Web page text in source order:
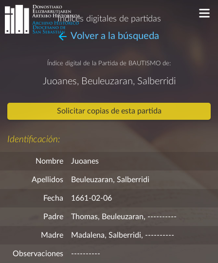
Índices digitales de partidas
Volver a la búsqueda
Índice digital de la Partida de BAUTISMO de:
Juoanes, Beuleuzaran, Salberridi
Solicitar copias de esta partida
Identificación:
Nombre Juoanes
Apellidos Beuleuzaran, Salberridi
Fecha 1661-02-06
Padre Thomas, Beuleuzaran, ----------
Madre Madalena, Salberridi, ----------
Observaciones ----------